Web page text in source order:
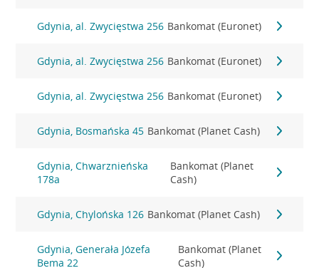
Gdynia, al. Zwycięstwa 256 Bankomat (Euronet)
Gdynia, al. Zwycięstwa 256 Bankomat (Euronet)
Gdynia, al. Zwycięstwa 256 Bankomat (Euronet)
Gdynia, Bosmańska 45 Bankomat (Planet Cash)
Gdynia, Chwarznieńska
178a
Bankomat (Planet
Cash)
Gdynia, Chylońska 126 Bankomat (Planet Cash)
Gdynia, Generała Józefa
Bema 22
Bankomat (Planet
Cash)